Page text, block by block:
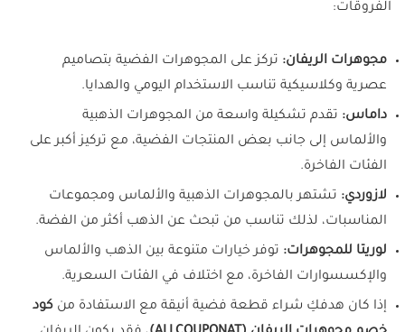
الفروقات:
مجوهرات الريفان: تركز على المجوهرات الفضية بتصاميم
عصرية وكلاسيكية تناسب الاستخدام اليومي والهدايا.
داماس: تقدم تشكيلة واسعة من المجوهرات الذهبية
والألماس إلى جانب بعض المنتجات الفضية، مع تركيز أكبر على
الفئات الفاخرة.
لازوردي: تشتهر بالمجوهرات الذهبية والألماس ومجموعات
المناسبات، لذلك تناسب من تبحث عن الذهب أكثر من الفضة.
لوريتا للمجوهرات: توفر خيارات متنوعة بين الذهب والألماس
والإكسسوارات الفاخرة، مع اختلاف في الفئات السعرية.
إذا كان هدفكِ شراء قطعة فضية أنيقة مع الاستفادة من كود